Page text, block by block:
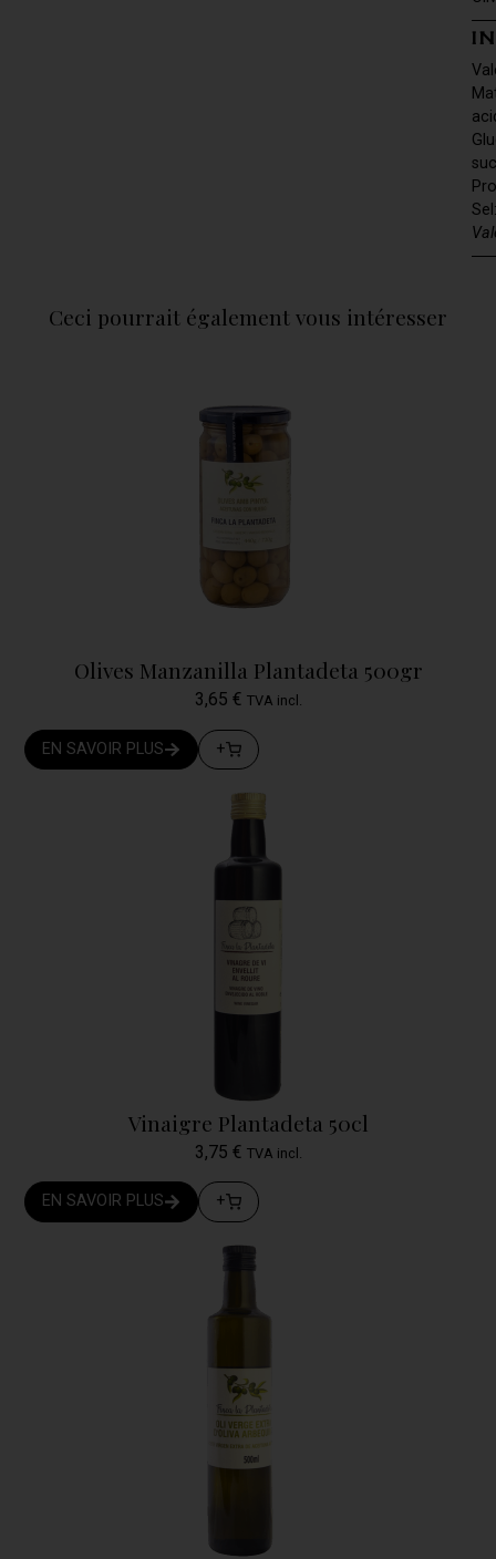
Ceci pourrait également vous intéresser
Olives Manzanilla Plantadeta 500gr
3,65 € TVA incl.
EN SAVOIR PLUS +
Vinaigre Plantadeta 50cl
3,75 € TVA incl.
EN SAVOIR PLUS +